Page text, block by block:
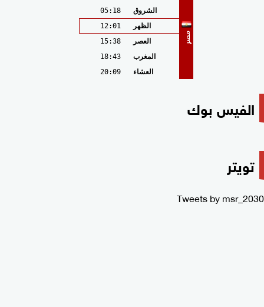
مصر
الشروق
05:18
الظهر
12:01
العصر
15:38
المغرب
18:43
العشاء
20:09
الفيس بوك
تويتر
Tweets by msr_2030